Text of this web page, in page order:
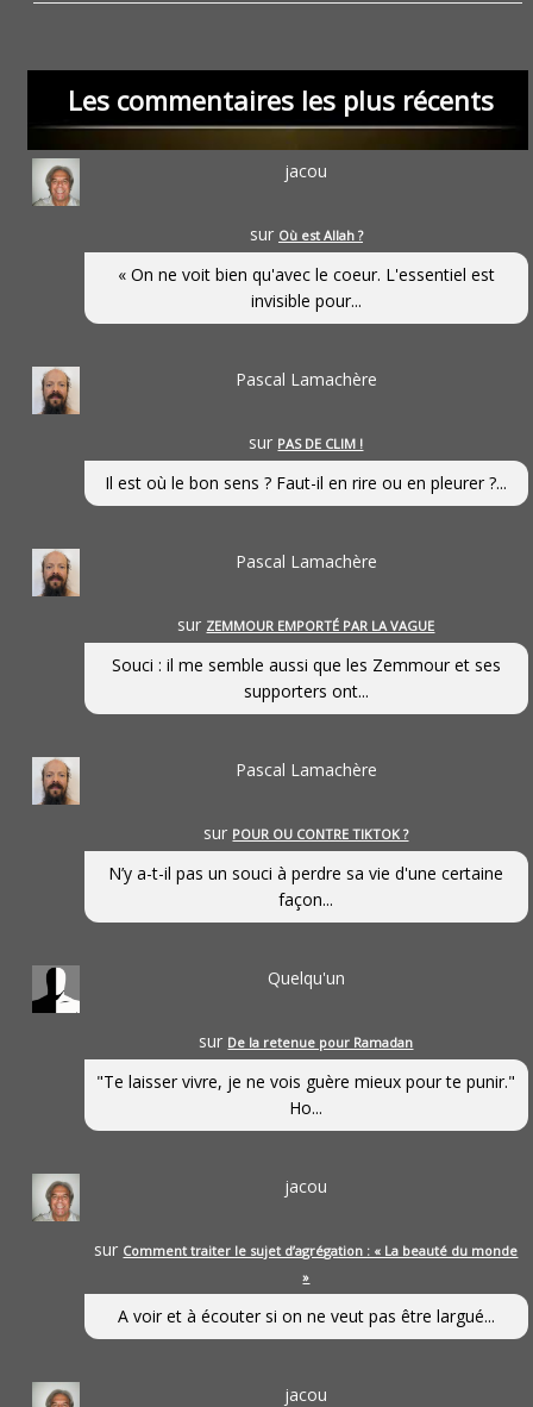
Les commentaires les plus récents
jacou
sur Où est Allah ?
« On ne voit bien qu'avec le coeur. L'essentiel est
invisible pour...
Pascal Lamachère
sur PAS DE CLIM !
Il est où le bon sens ? Faut-il en rire ou en pleurer ?...
Pascal Lamachère
sur ZEMMOUR EMPORTÉ PAR LA VAGUE
Souci : il me semble aussi que les Zemmour et ses
supporters ont...
Pascal Lamachère
sur POUR OU CONTRE TIKTOK ?
N’y a-t-il pas un souci à perdre sa vie d'une certaine
façon...
Quelqu'un
sur De la retenue pour Ramadan
"Te laisser vivre, je ne vois guère mieux pour te punir."
Ho...
jacou
sur Comment traiter le sujet d’agrégation : « La beauté du monde
»
A voir et à écouter si on ne veut pas être largué...
jacou